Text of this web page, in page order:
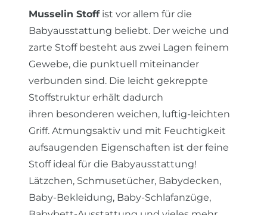
Musselin Stoffist vor allem für die
Babyausstattung beliebt. Der weiche und
zarte Stoff besteht aus zwei Lagen feinem
Gewebe, die punktuell miteinander
verbunden sind. Die leicht gekreppte
Stoffstruktur erhält dadurch
ihren besonderen weichen, luftig-leichten
Griff. Atmungsaktiv und mit Feuchtigkeit
aufsaugenden Eigenschaften ist der feine
Stoff ideal für die Babyausstattung!
Lätzchen, Schmusetücher, Babydecken,
Baby-Bekleidung, Baby-Schlafanzüge,